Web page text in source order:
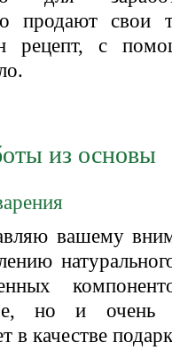
продают свои
рецепт, с
из основы
вашему
но и очень
в качестве